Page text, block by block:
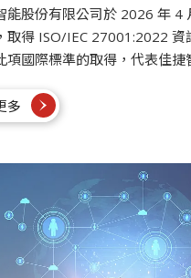
能股份有限公司於 2026 年 4
取得 ISO/IEC 27001:2022 資
項國際標準的取得，代表佳捷
多